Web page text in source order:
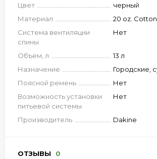
Цвет
черный
Материал
20 oz.
Система вентиляции
спины
Нет
Объем, л
13 л
Назначение
Городские,
Поясной ремень
Нет
Возможность установки
питьевой системы
Нет
Производитель Dakine
ОТЗЫВЫ 0